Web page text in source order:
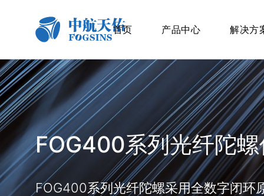
首页 产品中心 解决方
FOG400系列光纤陀
FOG400系列光纤陀螺采用全数字闭